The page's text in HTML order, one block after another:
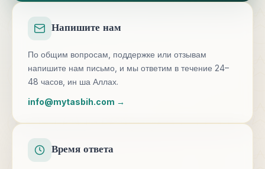
Напишите нам
По общим вопросам, поддержке или отзывам
напишите нам письмо, и мы ответим в течение 24–
48 часов, ин ша Аллах.
info@mytasbih.com →
Время ответа